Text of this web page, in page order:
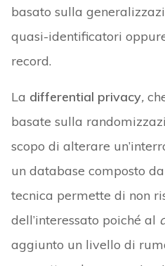
basato sulla
quasi-identificatori
record.
La differential privacy,
basate sulla
scopo di alterare
un database composto
tecnica permette di non
dell’interessato poiché al
aggiunto un livello di